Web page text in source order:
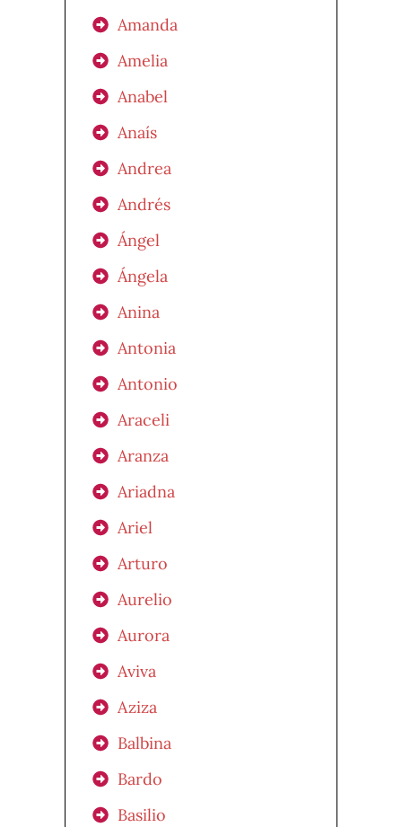
Amanda
Amelia
Anabel
Anaís
Andrea
Andrés
Ángel
Ángela
Anina
Antonia
Antonio
Araceli
Aranza
Ariadna
Ariel
Arturo
Aurelio
Aurora
Aviva
Aziza
Balbina
Bardo
Basilio